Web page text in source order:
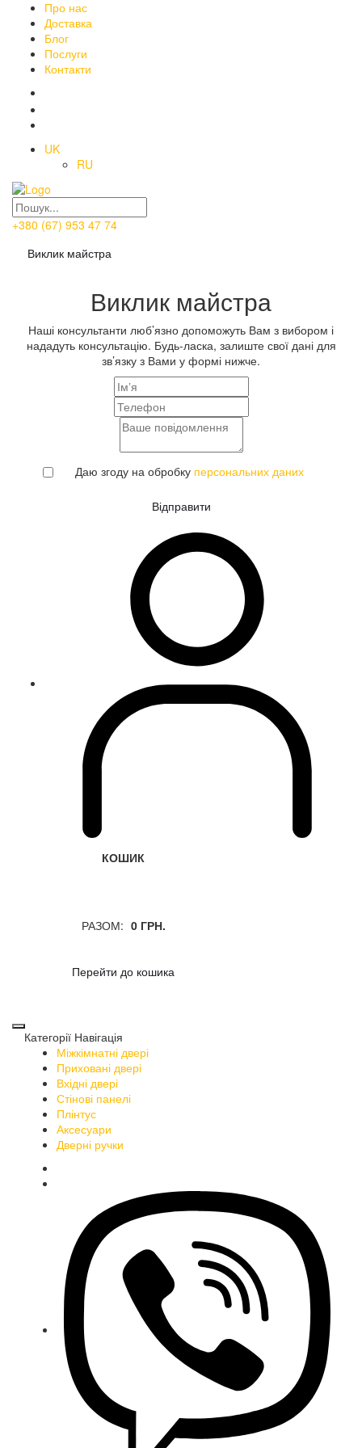
Про нас
Доставка
Блог
Послуги
Контакти
UK
RU
+380 (67) 953 47 74
Виклик майстра
Виклик майстра
Наші консультанти люб’язно допоможуть Вам з вибором і
нададуть консультацію. Будь-ласка, залиште свої дані для
зв’язку з Вами у формі нижче.
Даю згоду на обробку персональних даних
Відправити
КОШИК
РАЗОМ: 0 ГРН.
Перейти до кошика
Категорії Навігація
Міжкімнатні двері
Приховані двері
Вхідні двері
Стінові панелі
Плінтус
Аксесуари
Дверні ручки